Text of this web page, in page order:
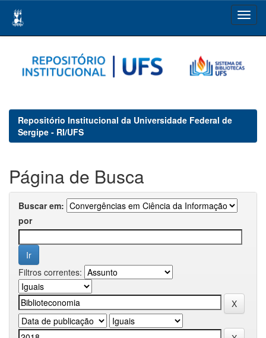
navigation
Repositório Institucional da Universidade Federal de
Sergipe - RI/UFS
Página de Busca
Buscar em:
por
Filtros correntes: